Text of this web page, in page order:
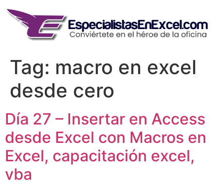
content
Tag: macro en excel
desde cero
Día 27 – Insertar en Access
desde Excel con Macros en
Excel, capacitación excel,
vba